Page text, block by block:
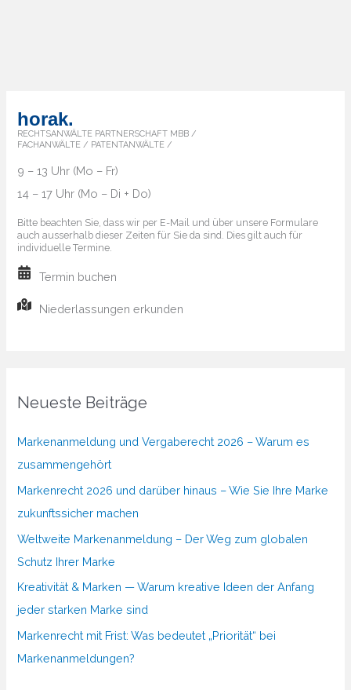
horak.
RECHTSANWÄLTE PARTNERSCHAFT MBB /
FACHANWÄLTE / PATENTANWÄLTE /
9 – 13 Uhr (Mo – Fr)
14 – 17 Uhr (Mo – Di + Do)
Bitte beachten Sie, dass wir per E-Mail und über unsere Formulare
auch ausserhalb dieser Zeiten für Sie da sind. Dies gilt auch für
individuelle Termine.
Termin buchen
Niederlassungen erkunden
Neueste Beiträge
Markenanmeldung und Vergaberecht 2026 – Warum es
zusammengehört
Markenrecht 2026 und darüber hinaus – Wie Sie Ihre Marke
zukunftssicher machen
Weltweite Markenanmeldung – Der Weg zum globalen
Schutz Ihrer Marke
Kreativität & Marken — Warum kreative Ideen der Anfang
jeder starken Marke sind
Markenrecht mit Frist: Was bedeutet „Priorität“ bei
Markenanmeldungen?